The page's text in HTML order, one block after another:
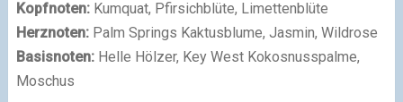
Kopfnoten: Kumquat, Pfirsichblüte, Limettenblüte
Herznoten: Palm Springs Kaktusblume, Jasmin, Wildrose
Basisnoten: Helle Hölzer, Key West Kokosnusspalme,
Moschus